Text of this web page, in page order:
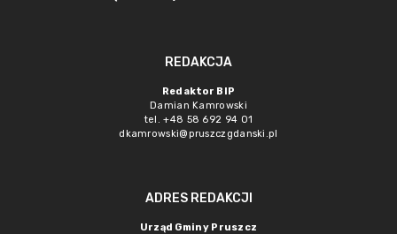
REDAKCJA
Redaktor BIP
Damian Kamrowski
tel. +48 58 692 94 01
dkamrowski@pruszczgdanski.pl
ADRES REDAKCJI
Urząd Gminy Pruszcz